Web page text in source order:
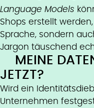
Language Models
Shops erstellt
Sprache, sondern
Jargon täuschend
MEINE
JETZT?
Wird ein
Unternehmen